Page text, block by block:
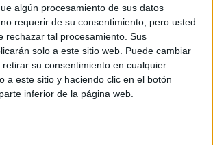
algún procesamiento de sus datos
requerir de su consentimiento, pero usted
rechazar tal procesamiento. Sus
solo a este sitio web. Puede cambiar
su consentimiento en cualquier
a este sitio y haciendo clic en el botón
inferior de la página web.